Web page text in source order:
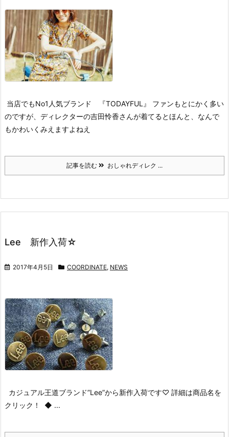
当店でもNo1人気ブランド 『TODAYFUL』
ファンもとにかく多い
のですが、 ディレクターの吉田怜香さんが着てるとほんと、なんで
もかわいくみえますよねえ
記事を読む おしゃれディレク ...
Lee 新作入荷☆
2017年4月5日 COORDINATE, NEWS
カジュアル王道ブランド”Lee”から新作入荷です♡ 詳細は商品名を
クリック！
◆ ...